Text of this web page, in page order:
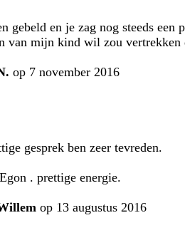
gebeld en je zag nog steeds
van mijn kind wil zou
op 7 november 2016
gesprek ben zeer tevreden.
. prettige energie.
op 13 augustus 2016